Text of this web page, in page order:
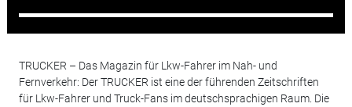
TRUCKER – Das Magazin für Lkw-Fahrer im Nah- und
Fernverkehr: Der TRUCKER ist eine der führenden Zeitschriften
für Lkw-Fahrer und Truck-Fans im deutschsprachigen Raum. Die